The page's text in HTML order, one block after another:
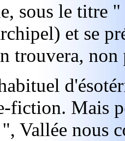
sous le titre
et se
trouvera, non
fiction. Mais
Vallée nous